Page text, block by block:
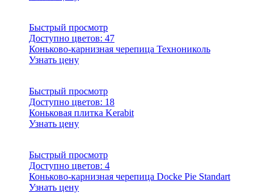
Быстрый просмотр
Доступно цветов: 47
Коньково-карнизная черепица Технониколь
Узнать цену
Быстрый просмотр
Доступно цветов: 18
Коньковая плитка Kerabit
Узнать цену
Быстрый просмотр
Доступно цветов: 4
Коньково-карнизная черепица Docke Pie Standart
Узнать цену